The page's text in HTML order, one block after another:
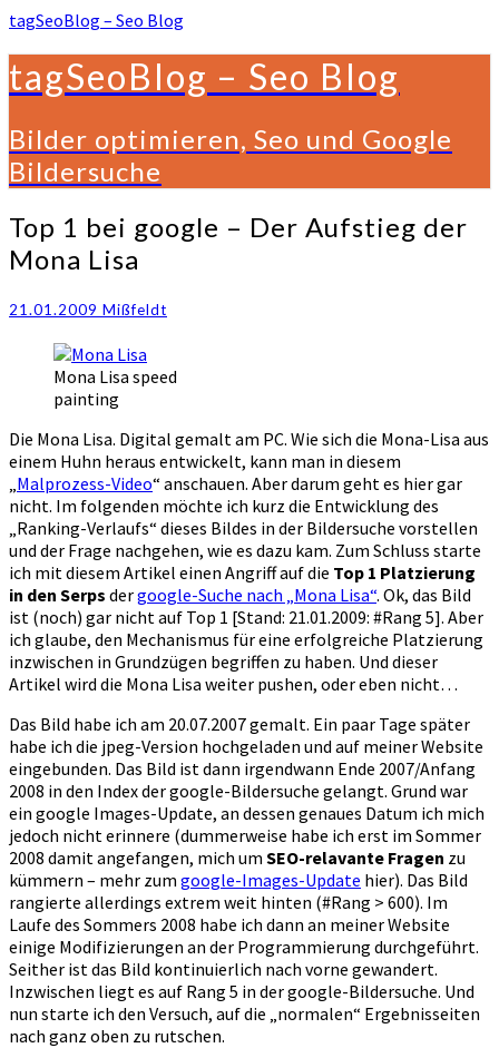
tagSeoBlog – Seo Blog
tagSeoBlog – Seo Blog
Bilder optimieren, Seo und Google
Bildersuche
Top
1
bei
–
Aufstieg
Top 1 bei google – Der Aufstieg der
Mona Lisa
21.01.2009 Mißfeldt
Mona Lisa speed
painting
Die Mona Lisa. Digital gemalt am PC. Wie sich die Mona-Lisa aus
einem Huhn heraus entwickelt, kann man in diesem
Malprozess-Video“ anschauen. Aber darum geht es hier gar
nicht. Im folgenden möchte ich kurz die Entwicklung des
„Ranking-Verlaufs“ dieses Bildes in der Bildersuche vorstellen
und der Frage nachgehen, wie es dazu kam. Zum Schluss starte
ich mit diesem Artikel einen Angriff auf die Top 1 Platzierung
in den Serps dergoogle-Suche nach „Mona Lisa“. Ok, das Bild
ist (noch) gar nicht auf Top 1 [Stand: 21.01.2009: #Rang 5]. Aber
ich glaube, den Mechanismus für eine erfolgreiche Platzierung
inzwischen in Grundzügen begriffen zu haben. Und dieser
Artikel wird die Mona Lisa weiter pushen, oder eben nicht…
Das Bild habe ich am 20.07.2007 gemalt. Ein paar Tage später
habe ich die jpeg-Version hochgeladen und auf meiner Website
eingebunden. Das Bild ist dann irgendwann Ende 2007/Anfang
2008 in den Index der google-Bildersuche gelangt. Grund war
ein google Images-Update, an dessen genaues Datum ich mich
jedoch nicht erinnere (dummerweise habe ich erst im Sommer
2008 damit angefangen, mich um SEO-relavante Fragen zu
kümmern – mehr zum google-Images-Update hier). Das Bild
rangierte allerdings extrem weit hinten (#Rang > 600). Im
Laufe des Sommers 2008 habe ich dann an meiner Website
einige Modifizierungen an der Programmierung durchgeführt.
Seither ist das Bild kontinuierlich nach vorne gewandert.
Inzwischen liegt es auf Rang 5 in der google-Bildersuche. Und
nun starte ich den Versuch, auf die „normalen“ Ergebnisseiten
nach ganz oben zu rutschen.